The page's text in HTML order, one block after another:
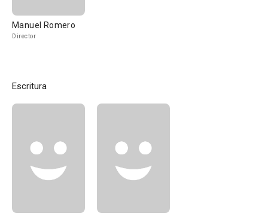
Manuel Romero
Director
Escritura